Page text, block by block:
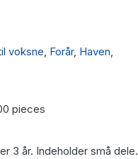
voksne Forår, Haven
pieces
3 år. Indeholder små dele.